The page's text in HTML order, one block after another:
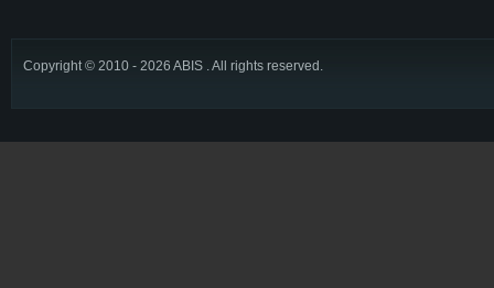
Copyright © 2010 - 2026 ABIS . All rights reserved.